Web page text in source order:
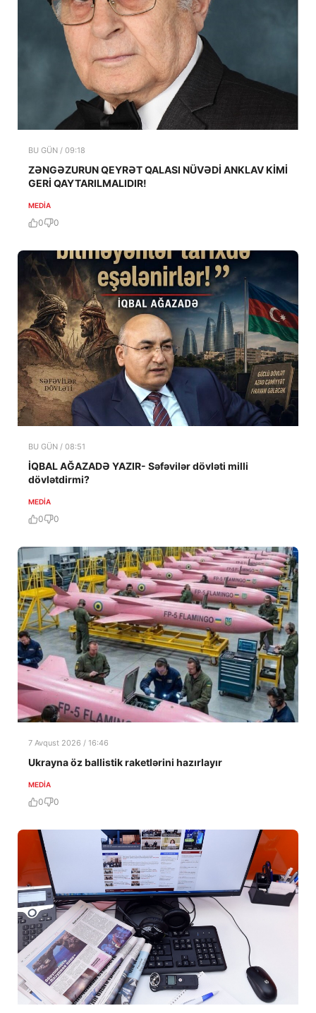
BU GÜN / 09:18
ZƏNGƏZURUN QEYRƏT QALASI NÜVƏDİ ANKLAV KİMİ
GERİ QAYTARILMALIDIR!
MEDİA
0 0
BU GÜN / 08:51
İQBAL AĞAZADƏ YAZIR- Səfəvilər dövləti milli
dövlətdirmi?
MEDİA
0 0
7 Avqust 2026 / 16:46
Ukrayna öz ballistik raketlərini hazırlayır
MEDİA
0 0